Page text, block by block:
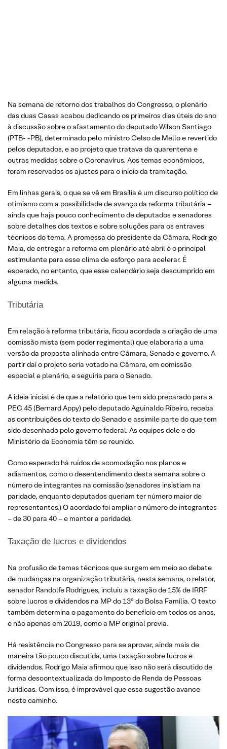
Na semana de retorno dos trabalhos do Congresso, o plenário
das duas Casas acabou dedicando os primeiros dias úteis do ano
à discussão sobre o afastamento do deputado Wilson Santiago
(PTB- -PB), determinado pelo ministro Celso de Mello e revertido
pelos deputados, e ao projeto que tratava da quarentena e
outras medidas sobre o Coronavírus. Aos temas econômicos,
foram reservados os ajustes para o início da tramitação.
Em linhas gerais, o que se vê em Brasília é um discurso político de
otimismo com a possibilidade de avanço da reforma tributária –
ainda que haja pouco conhecimento de deputados e senadores
sobre detalhes dos textos e sobre soluções para os entraves
técnicos do tema. A promessa do presidente da Câmara, Rodrigo
Maia, de entregar a reforma em plenário até abril é o principal
estimulante para esse clima de esforço para acelerar. É
esperado, no entanto, que esse calendário seja descumprido em
alguma medida.
Tributária
Em relação à reforma tributária, ficou acordada a criação de uma
comissão mista (sem poder regimental) que elaboraria a uma
versão da proposta alinhada entre Câmara, Senado e governo. A
partir daí o projeto seria votado na Câmara, em comissão
especial e plenário, e seguiria para o Senado.
A ideia inicial é de que a relatório que tem sido preparado para a
PEC 45 (Bernard Appy) pelo deputado Aguinaldo Ribeiro, receba
as contribuições do texto do Senado e assimile parte do que tem
sido desenhado pelo governo federal. As equipes dele e do
Ministério da Economia têm se reunido.
Como esperado há ruídos de acomodação nos planos e
adiamentos, como o desentendimento desta semana sobre o
número de integrantes na comissão (senadores insistiam na
paridade, enquanto deputados queriam ter número maior de
representantes.) O acordado foi ampliar o número de integrantes
– de 30 para 40 – e manter a paridade).
Taxação de lucros e dividendos
Na profusão de temas técnicos que surgem em meio ao debate
de mudanças na organização tributária, nesta semana, o relator,
senador Randolfe Rodrigues, incluiu a taxação de 15% de IRRF
sobre lucros e dividendos na MP do 13° do Bolsa Família. O texto
também determina o pagamento do benefício em todos os anos,
e não apenas em 2019, como a MP original previa.
Há resistência no Congresso para se aprovar, ainda mais de
maneira tão pouco discutida, uma taxação sobre lucros e
dividendos. Rodrigo Maia afirmou que isso não será discutido de
forma descontextualizada do Imposto de Renda de Pessoas
Jurídicas. Com isso, é improvável que essa sugestão avance
neste caminho.